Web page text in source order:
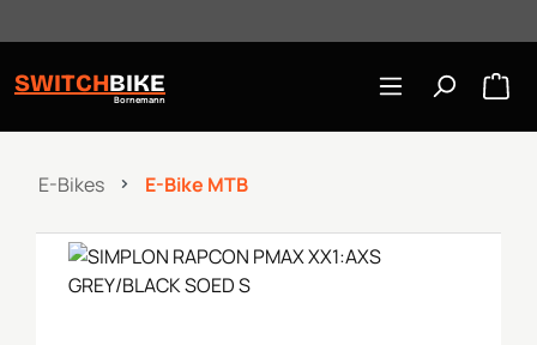
SWITCHBIKE
Bornemann
E-Bikes E-Bike MTB
Bildergalerie überspringen